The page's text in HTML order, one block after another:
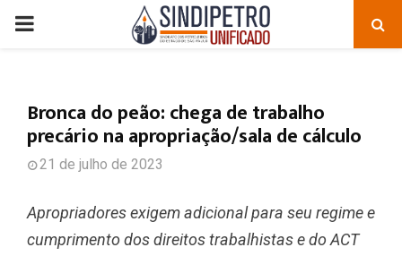
PRIMARY
Bronca do peão: chega de trabalho
precário na apropriação/sala de cálculo
21 de julho de 2023
Apropriadores exigem adicional para seu regime e
cumprimento dos direitos trabalhistas e do ACT